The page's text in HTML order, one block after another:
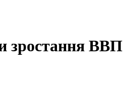
зростання ВВП